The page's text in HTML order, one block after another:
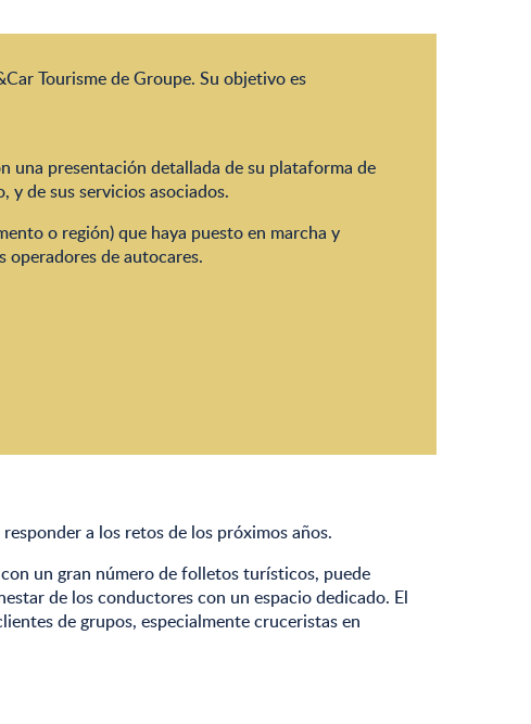
Tourisme de Groupe. Su objetivo es
una presentación detallada de su plataforma de
y de sus servicios asociados.
o región) que haya puesto en marcha y
de autocares.
a los retos de los próximos años.
un gran número de folletos turísticos, puede
de los conductores con un espacio dedicado. El
de grupos, especialmente cruceristas en